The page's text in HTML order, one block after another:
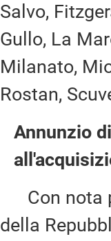
Salvo,
Gullo, La
Milanato,
Rostan,
Annunzio
Con nota
della